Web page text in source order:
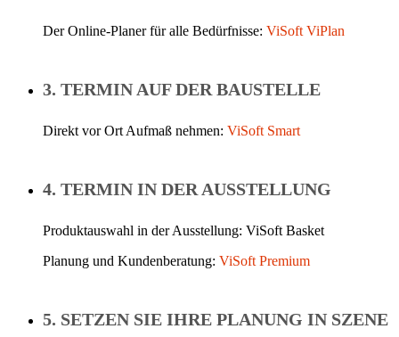
Der Online-Planer für alle Bedürfnisse: ViSoft ViPlan
3. TERMIN AUF DER BAUSTELLE
Direkt vor Ort Aufmaß nehmen: ViSoft Smart
4. TERMIN IN DER AUSSTELLUNG
Produktauswahl in der Ausstellung: ViSoft Basket
Planung und Kundenberatung: ViSoft Premium
5. SETZEN SIE IHRE PLANUNG IN SZENE